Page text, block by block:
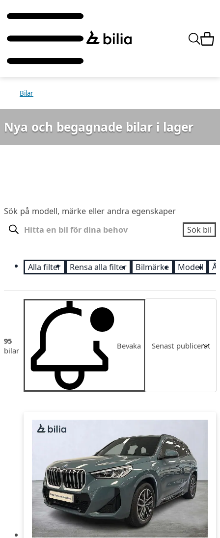
Bilar
Nya och begagnade bilar i lager
Sök på modell, märke eller andra egenskaper
Sök bil
Alla filter Rensa alla filter Bilmärke Modell
95
bilar
Bevaka Senast publicerat
Pris
Pris fallande